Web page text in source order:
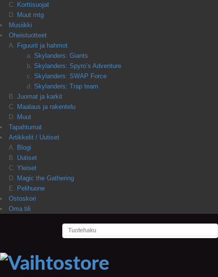
Korttisuojat
Muut mtg
Musiikki
Oheistuotteet
Figuurit ja hahmot
Skylanders: Giants
Skylanders: Spyro’s Adventure
Skylanders: SWAP Force
Skylanders: Trap team
Juomat ja karkit
Maalaus ja rakentelu
Muut
Tapahtumat
Artikkelit / Uutiset
Blogi
Uutiset
Yleiset
Magic the Gathering
Pelihuone
Ostoskori
Oma tili